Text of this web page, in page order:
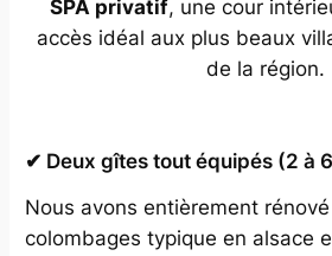
SPA privatif, une cour
accès idéal aux plus beaux
de la région.
✔ Deux gîtes tout équipés (2 à
Nous avons entièrement
colombages typique en alsace